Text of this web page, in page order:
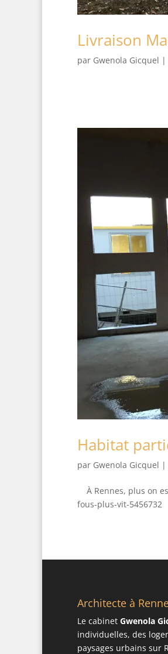
Livraison
par Gwenola Gicquel |
Habitat
par Gwenola Gicquel |
À Rennes, plus on
fous-plus-vit-5456732
Architecte à
Le cabinet Gwenola
individuelles, des
paysages urbains sur